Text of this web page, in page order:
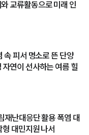
교류활동으로 미래 인
속 피서 명소로 뜬 단양
연이 선사하는 여름 힐
재난대응단 활용 폭염 대
대민지원 나서